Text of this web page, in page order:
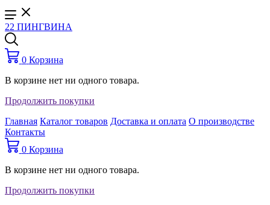
22 ПИНГВИНА
0 Корзина
В корзине нет ни одного товара.
Продолжить покупки
Главная Каталог товаров Доставка и оплата О производстве
Контакты
0 Корзина
В корзине нет ни одного товара.
Продолжить покупки